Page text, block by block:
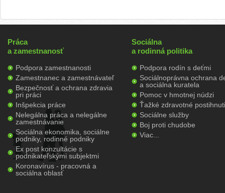
Práca
a zamestnanosť
Podpora zamestnanosti
Zamestnanec a zamestnávateľ
Bezpečnosť a ochrana zdravia
pri práci
Inšpekcia práce
Nelegálna práca a nelegálne
zamestnávanie
Sociálna ekonomika, sociálne
podniky, rodinné podniky
Ex post konzultácie s
podnikateľskými subjektmi
Koronavírus - pracovná a
sociálna oblasť
Sociálna
a rodinná politika
Podpora rodín s deťmi
Sociálnoprávna ochrana
a sociálna kuratela
Pomoc v hmotnej núdzi
Ťažké zdravotné
Sociálne služby
Boj proti chudobe
Viac...